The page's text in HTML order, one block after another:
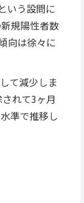
いう設問に
規陽性者数
向は徐々に
て減少しま
れて3ヶ月
準で推移し